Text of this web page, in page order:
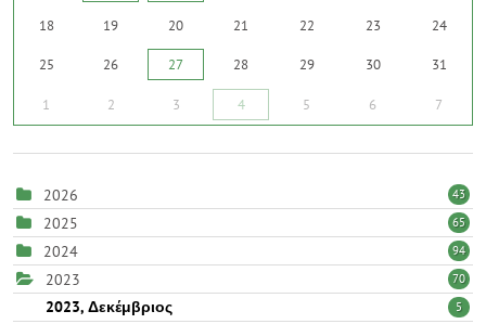
18 19 20 21 22 23 24
25 26 27 28 29 30 31
1 2 3 4 5 6 7
2026 43
2025 65
2024 94
2023 70
2023, Δεκέμβριος 5